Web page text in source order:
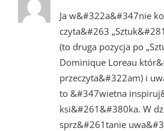
Ja w&#322a&#347nie
czyta&#263
(to druga pozycja po
Dominique Loreau
przeczyta&#322am) i
to &#347wietna
ksi&#261&#380ka. W
sprz&#261tanie